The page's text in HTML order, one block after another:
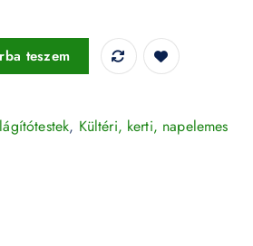
felfelé néző, beépített
teszem
, Kültéri, kerti, napelemes